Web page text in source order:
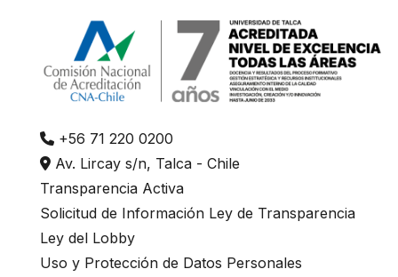
+56 71 220 0200
Av. Lircay s/n, Talca - Chile
Transparencia Activa
Solicitud de Información Ley de Transparencia
Ley del Lobby
Uso y Protección de Datos Personales